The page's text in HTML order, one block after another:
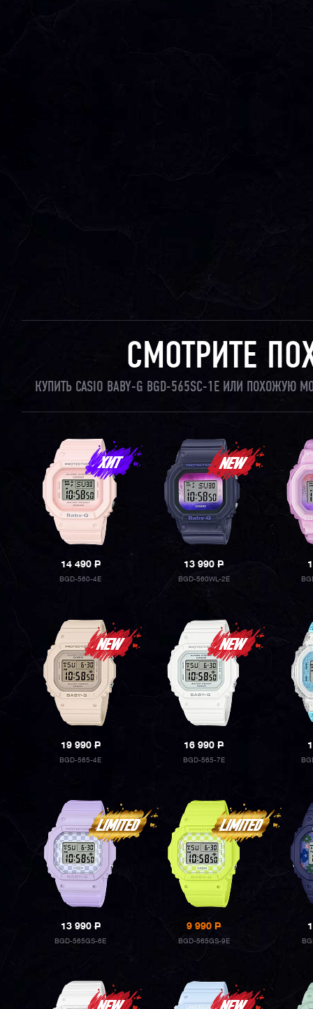
СМОТРИТЕ
КУПИТЬ CASIO BABY-G BGD-565SC-1E ИЛИ ПОХОЖУЮ
14 490P
BGD-560-4E
13 990P
BGD-560WL-2E
19 990P
BGD-565-4E
16 990P
BGD-565-7E
13 990P
BGD-565GS-6E
9 990P
BGD-565GS-9E